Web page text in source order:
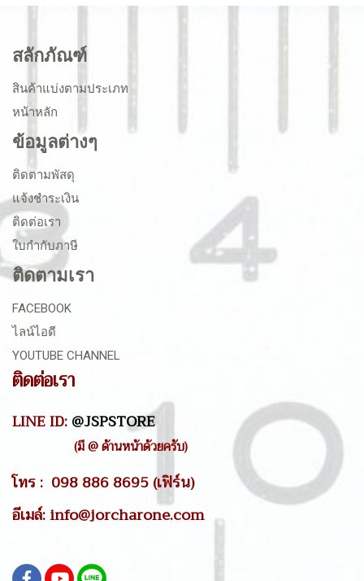
สลักภัณฑ์
สินค้าแบ่งตามประเภท
หน้าหลัก
ข้อมูลต่างๆ
ติดตามพัสดุ
แจ้งชำระเงิน
ติดต่อเรา
ใบกำกับภาษี
ติดตามเรา
FACEBOOK
ไลน์ไอดี
YOUTUBE CHANNEL
ติดต่อเรา
LINE ID:@JSPSTORE
(มี @ ด้านหน้าด้วยครับ)
โทร : 098 886 8695 (เฟิร์น)
อีเมล์: info@jorcharone.com